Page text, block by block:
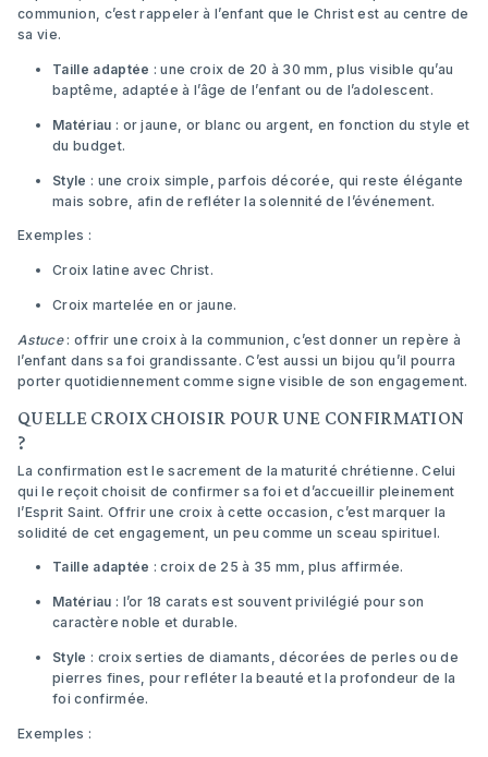
communion, c’est rappeler à l’enfant que le Christ est au centre de
sa vie.
Taille adaptée : une croix de 20 à 30 mm, plus visible qu’au
baptême, adaptée à l’âge de l’enfant ou de l’adolescent.
Matériau : or jaune, or blanc ou argent, en fonction du style et
du budget.
Style : une croix simple, parfois décorée, qui reste élégante
mais sobre, afin de refléter la solennité de l’événement.
Exemples :
Croix latine avec Christ.
Croix martelée en or jaune.
Astuce: offrir une croix à la communion, c’est donner un repère à
l’enfant dans sa foi grandissante. C’est aussi un bijou qu’il pourra
porter quotidiennement comme signe visible de son engagement.
QUELLE CROIX CHOISIR POUR UNE CONFIRMATION
?
La confirmation est le sacrement de la maturité chrétienne. Celui
qui le reçoit choisit de confirmer sa foi et d’accueillir pleinement
l’Esprit Saint. Offrir une croix à cette occasion, c’est marquer la
solidité de cet engagement, un peu comme un sceau spirituel.
Taille adaptée : croix de 25 à 35 mm, plus affirmée.
Matériau : l’or 18 carats est souvent privilégié pour son
caractère noble et durable.
Style : croix serties de diamants, décorées de perles ou de
pierres fines, pour refléter la beauté et la profondeur de la
foi confirmée.
Exemples :